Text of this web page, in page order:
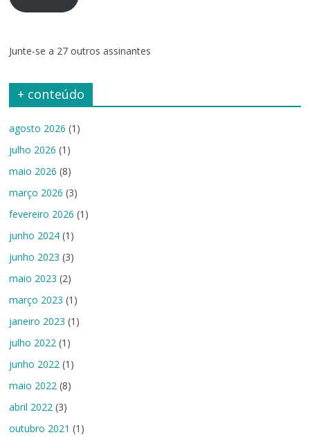
Junte-se a 27 outros assinantes
+ conteúdo
agosto 2026 (1)
julho 2026 (1)
maio 2026 (8)
março 2026 (3)
fevereiro 2026 (1)
junho 2024 (1)
junho 2023 (3)
maio 2023 (2)
março 2023 (1)
janeiro 2023 (1)
julho 2022 (1)
junho 2022 (1)
maio 2022 (8)
abril 2022 (3)
outubro 2021 (1)